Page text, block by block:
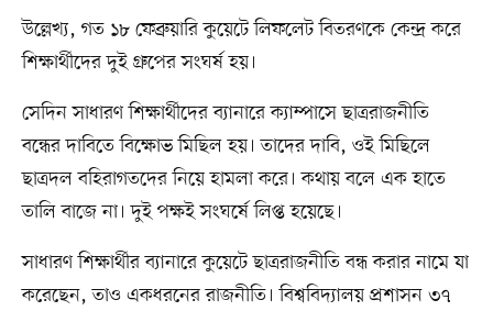
উল্লেখ্য, গত ১৮ ফেব্রুয়ারি কুয়েটে লিফলেট বিতরণকে কেন্দ্র করে
শিক্ষার্থীদের দুই গ্রুপের সংঘর্ষ হয়।
সেদিন সাধারণ শিক্ষার্থীদের ব্যানারে ক্যাম্পাসে ছাত্ররাজনীতি
বন্ধের দাবিতে বিক্ষোভ মিছিল হয়। তাদের দাবি, ওই মিছিলে
ছাত্রদল বহিরাগতদের নিয়ে হামলা করে। কথায় বলে এক হাতে
তালি বাজে না। দুই পক্ষই সংঘর্ষে লিপ্ত হয়েছে।
সাধারণ শিক্ষার্থীর ব্যানারে কুয়েটে ছাত্ররাজনীতি বন্ধ করার নামে যা
করেছেন, তাও একধরনের রাজনীতি। বিশ্ববিদ্যালয় প্রশাসন ৩৭